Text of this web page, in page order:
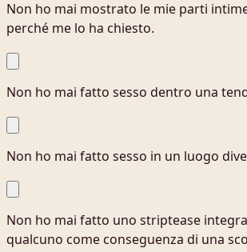
Non ho mai mostrato le mie parti
perché me lo ha chiesto.
Non ho mai fatto sesso dentro una
Non ho mai fatto sesso in un luogo
Non ho mai fatto uno striptease
qualcuno come conseguenza di una